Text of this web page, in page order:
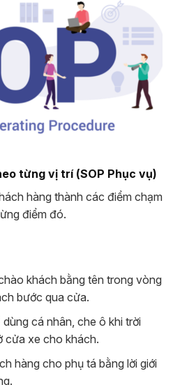
từng vị trí (SOP Phục vụ)
hàng thành các điểm chạm
điểm đó.
khách bằng tên trong vòng
bước qua cửa.
cá nhân, che ô khi trời
cửa xe cho khách.
hàng cho phụ tá bằng lời giới